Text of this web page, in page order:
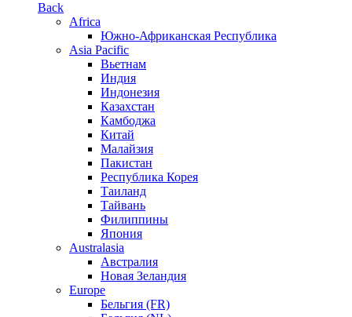
Back
Africa
Южно-Африканская Республика
Asia Pacific
Вьетнам
Индия
Индонезия
Казахстан
Камбоджа
Китай
Малайзия
Пакистан
Республика Корея
Таиланд
Тайвань
Филиппины
Япония
Australasia
Австралия
Новая Зеландия
Europe
Бельгия (FR)